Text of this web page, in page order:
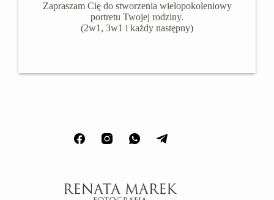
Zapraszam Cię do stworzenia wielopokoleniowy
portretu Twojej rodziny.
(2w1, 3w1 i każdy następny)